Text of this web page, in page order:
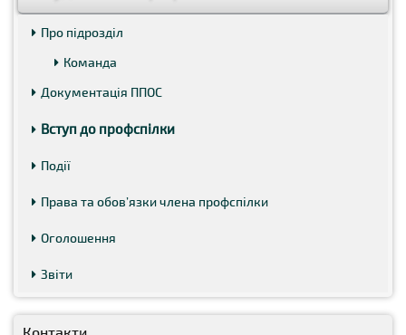
Про підрозділ
Команда
Документація ППОС
Вступ до профспілки
Події
Права та обов’язки члена профспілки
Оголошення
Звіти